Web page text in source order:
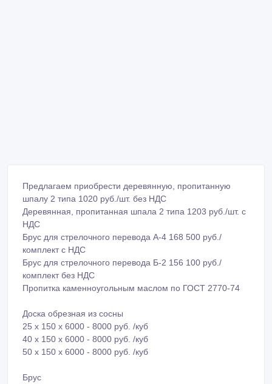
Предлагаем приобрести деревянную, пропитанную
шпалу 2 типа 1020 руб./шт. без НДС
Деревянная, пропитанная шпала 2 типа 1203 руб./шт. с
НДС
Брус для стрелочного перевода А-4 168 500 руб./
комплект с НДС
Брус для стрелочного перевода Б-2 156 100 руб./
комплект без НДС
Пропитка каменноугольным маслом по ГОСТ 2770-74
Доска обрезная из сосны
25 х 150 х 6000 - 8000 руб. /куб
40 х 150 х 6000 - 8000 руб. /куб
50 х 150 х 6000 - 8000 руб. /куб
Брус